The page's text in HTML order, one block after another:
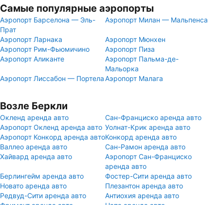
Самые популярные аэропорты
Аэропорт Барселона — Эль-
Прат
Аэропорт Милан — Мальпенса
Аэропорт Ларнака
Аэропорт Мюнхен
Аэропорт Рим-Фьюмичино
Аэропорт Пиза
Аэропорт Аликанте
Аэропорт Пальма-де-
Мальорка
Аэропорт Лиссабон — ПортелаАэропорт Малага
Возле Беркли
Окленд аренда авто
Сан-Франциско аренда авто
Аэропорт Окленд аренда авто Уолнат-Крик аренда авто
Аэропорт Конкорд аренда автоКонкорд аренда авто
Валлео аренда авто
Сан-Рамон аренда авто
Хайвард аренда авто
Аэропорт Сан-Франциско
аренда авто
Берлингейм аренда авто
Фостер-Сити аренда авто
Новато аренда авто
Плезантон аренда авто
Редвуд-Сити аренда авто
Антиохия аренда авто